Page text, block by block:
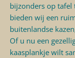
bijzonders op tafel
bieden wij een
buitenlandse
Of u nu een
kaasplankje wilt